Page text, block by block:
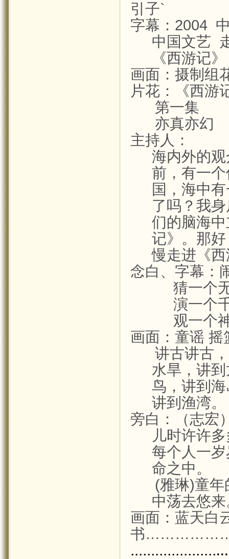
引子`
字幕： 2004
中国文艺
《西游记》
画面：摄制组
片花：《西游
第一集
亦真亦幻
主持人：
海内外的
前，有一
国，海中
了吗？我
们的脑海
记》。那
慢走进《
念白、字幕：
猜一个
演一个
观一个
画面：童谣 摇
讲古讲古
水旱，讲
鸟，讲到
讲到渔湾。
旁白：（志宏
儿时许许
每个人一
命之中。
(雅琳)童年
中荡去悠
画面：蓝天白
书
.....................